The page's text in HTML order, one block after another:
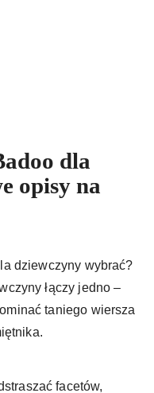
dla
opisy na
dziewczyny wybrać?
łączy jedno –
taniego wiersza
facetów,